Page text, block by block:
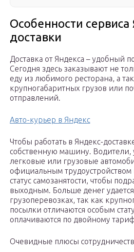
Особенности сервиса
доставки
Доставка от Яндекса – удобный
Сегодня здесь заказывают не
еду из любимого ресторана, а
крупногабаритных грузов или
отправлений.
Авто-курьер в Яндекс
Чтобы работать в Яндекс-
собственную машину. Водители,
легковые или грузовые
официальным
статус самозанятости, чтобы
выходным. Больше денег удается
грузоперевозках, так как
посылки отличаются особым
оплачиваются по двойному
Очевидные плюсы